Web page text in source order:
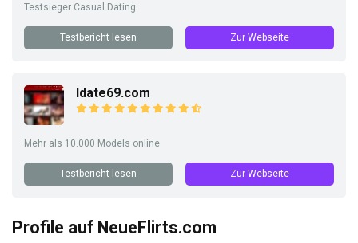
Testsieger Casual Dating
Testbericht lesen Zur Webseite
Idate69.com
Mehr als 10.000 Models online
Testbericht lesen Zur Webseite
Profile auf NeueFlirts.com